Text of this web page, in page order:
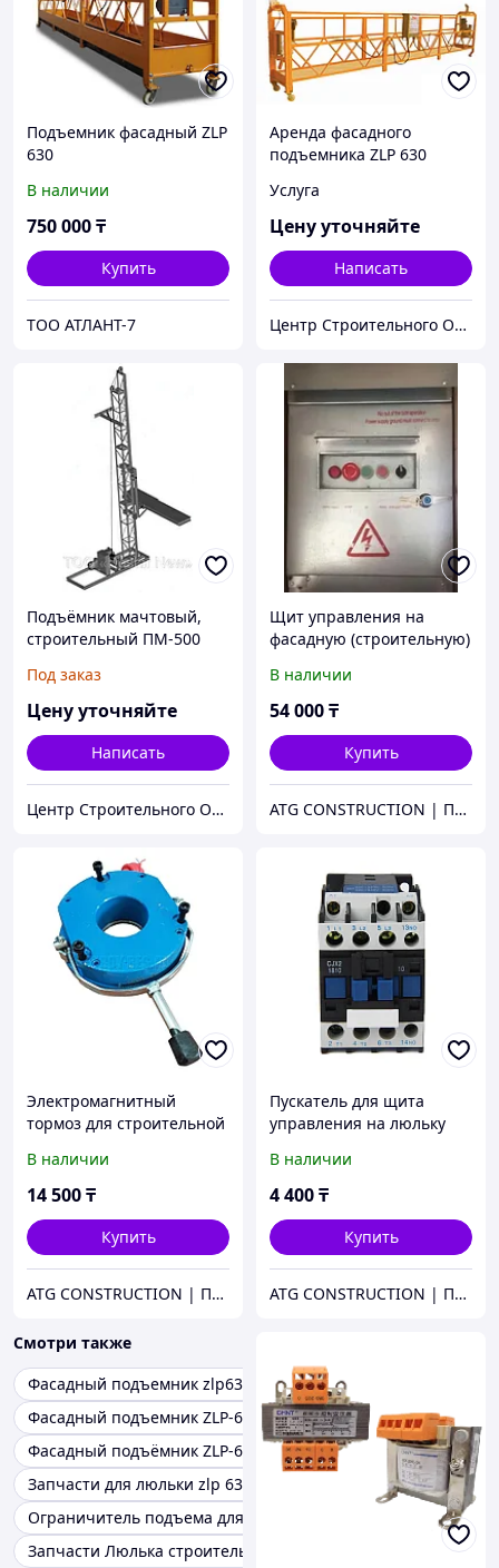
Подъемник фасадный ZLP
630
В наличии
750 000₸
Купить
ТОО АТЛАНТ-7
Аренда фасадного
подъемника ZLP 630
Услуга
Цену уточняйте
Написать
Центр Строительного Оборудования
Подъёмник мачтовый,
строительный ПМ-500
Под заказ
Цену уточняйте
Написать
Центр Строительного Оборудования
Щит управления на
фасадную (строительную)
В наличии
54 000₸
Купить
ATG CONSTRUCTION | Продажа и аренда строительного оборудования, газона, биотуалетов
Электромагнитный
тормоз для строительной
В наличии
14 500₸
Купить
ATG CONSTRUCTION | Продажа и аренда строительного оборудования, газона, биотуалетов
Пускатель для щита
управления на люльку
В наличии
4 400₸
Купить
ATG CONSTRUCTION | Продажа и аренда строительного оборудования, газона, биотуалетов
Смотри также
Фасадный подъемник zlp630
Фасадный подъемник ZLP-630
Фасадный подъёмник ZLP-630
Запчасти для люльки zlp 630
Ограничитель подъема для фасадной люльки ZLP630
Запчасти Люлька строительная zlp 630